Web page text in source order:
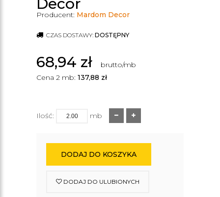
Decor
Producent: Mardom Decor
CZAS DOSTAWY: DOSTĘPNY
68,94 zł
brutto/mb
Cena 2 mb: 137,88 zł
Ilość: mb
DODAJ DO KOSZYKA
DODAJ DO ULUBIONYCH